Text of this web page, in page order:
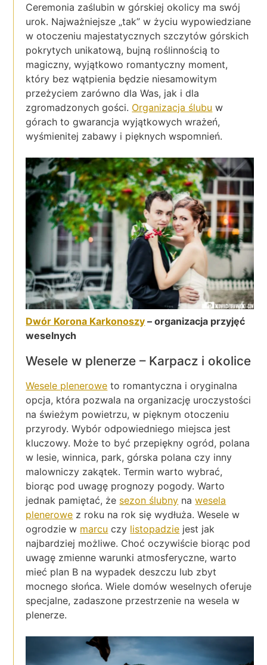
Ceremonia zaślubin w górskiej okolicy ma swój
urok. Najważniejsze „tak” w życiu wypowiedziane
w otoczeniu majestatycznych szczytów górskich
pokrytych unikatową, bujną roślinnością to
magiczny, wyjątkowo romantyczny moment,
który bez wątpienia będzie niesamowitym
przeżyciem zarówno dla Was, jak i dla
zgromadzonych gości. Organizacja ślubu w
górach to gwarancja wyjątkowych wrażeń,
wyśmienitej zabawy i pięknych wspomnień.
Dwór Korona Karkonoszy – organizacja przyjęć
weselnych
Wesele w plenerze – Karpacz i okolice
Wesele plenerowe to romantyczna i oryginalna
opcja, która pozwala na organizację uroczystości
na świeżym powietrzu, w pięknym otoczeniu
przyrody. Wybór odpowiedniego miejsca jest
kluczowy. Może to być przepiękny ogród, polana
w lesie, winnica, park, górska polana czy inny
malowniczy zakątek. Termin warto wybrać,
biorąc pod uwagę prognozy pogody. Warto
jednak pamiętać, że sezon ślubny nawesela
plenerowe z roku na rok się wydłuża. Wesele w
ogrodzie w marcu czy listopadzie jest jak
najbardziej możliwe. Choć oczywiście biorąc pod
uwagę zmienne warunki atmosferyczne, warto
mieć plan B na wypadek deszczu lub zbyt
mocnego słońca. Wiele domów weselnych oferuje
specjalne, zadaszone przestrzenie na wesela w
plenerze.